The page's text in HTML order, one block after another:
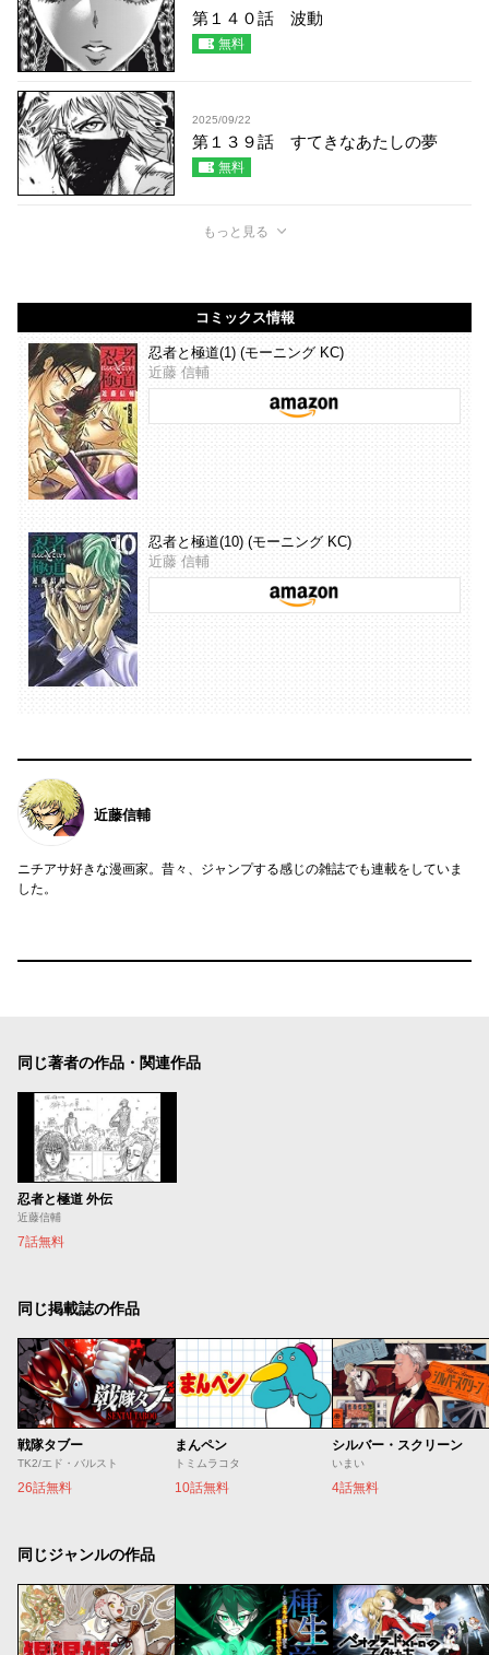
第１４０話 波動
無料
2025/09/22
第１３９話 すてきなあたしの夢
無料
もっと見る
コミックス情報
忍者と極道(1) (モーニング KC)
近藤 信輔
忍者と極道(10) (モーニング KC)
近藤 信輔
近藤信輔
ニチアサ好きな漫画家。昔々、ジャンプする感じの雑誌でも連載をしていま
した。
同じ著者の作品・関連作品
忍者と極道 外伝
近藤信輔
7話無料
同じ掲載誌の作品
戦隊タブー
TK2/エド・バルスト
26話無料
まんペン
トミムラコタ
10話無料
シルバー・スクリーン
いまい
4話無料
同じジャンルの作品